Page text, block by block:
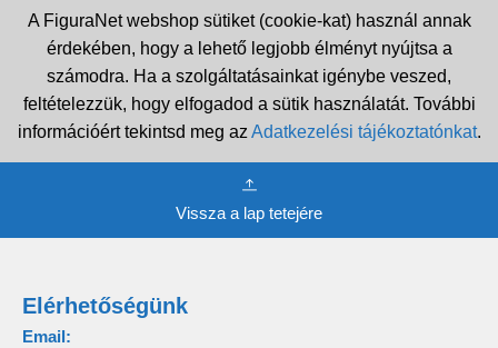
A FiguraNet webshop sütiket (cookie-kat) használ annak
érdekében, hogy a lehető legjobb élményt nyújtsa a
számodra. Ha a szolgáltatásainkat igénybe veszed,
feltételezzük, hogy elfogadod a sütik használatát. További
információért tekintsd meg az Adatkezelési tájékoztatónkat.
Vissza a lap tetejére
Elérhetőségünk
Email: